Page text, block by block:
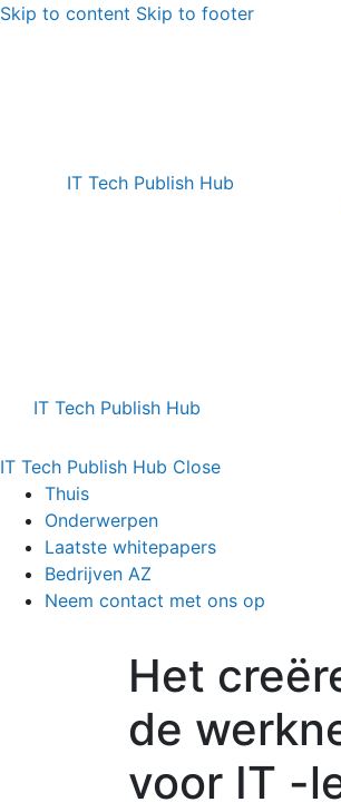
Skip to content Skip to footer
IT Tech Publish Hub
IT Tech Publish Hub
IT Tech Publish Hub Close
Thuis
Onderwerpen
Laatste whitepapers
Bedrijven AZ
Neem contact met ons op
Het
de
voor IT -